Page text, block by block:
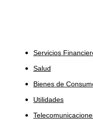
Servicios
Salud
Bienes de
Utilidades